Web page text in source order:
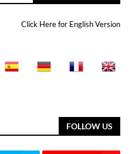
Click Here for English Version
FOLLOW US